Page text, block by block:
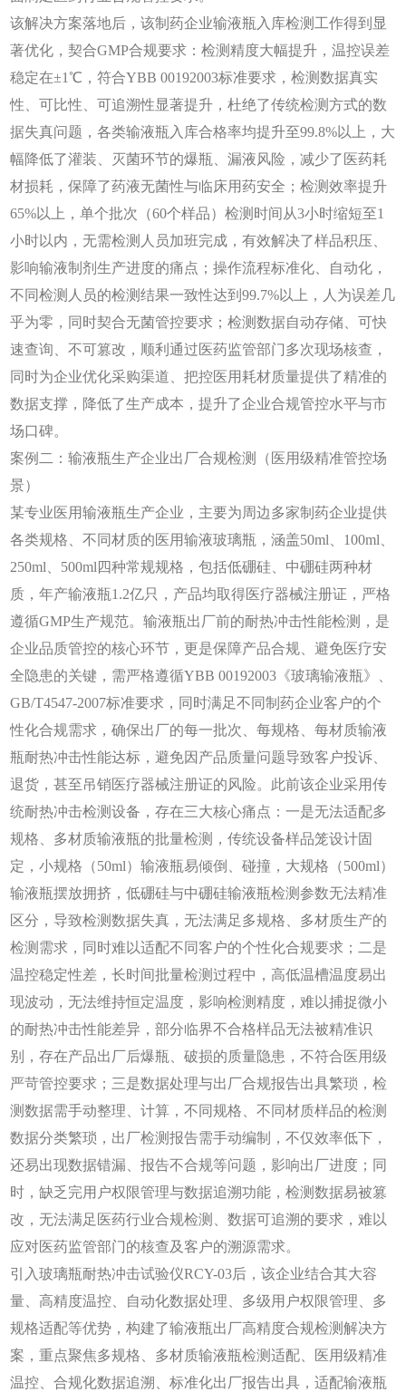
该解决方案落地后，该制药企业输液瓶入库检测工作得到显
著优化，契合GMP合规要求：检测精度大幅提升，温控误差
稳定在±1℃，符合YBB 00192003标准要求，检测数据真实
性、可比性、可追溯性显著提升，杜绝了传统检测方式的数
据失真问题，各类输液瓶入库合格率均提升至99.8%以上，大
幅降低了灌装、灭菌环节的爆瓶、漏液风险，减少了医药耗
材损耗，保障了药液无菌性与临床用药安全；检测效率提升
65%以上，单个批次（60个样品）检测时间从3小时缩短至1
小时以内，无需检测人员加班完成，有效解决了样品积压、
影响输液制剂生产进度的痛点；操作流程标准化、自动化，
不同检测人员的检测结果一致性达到99.7%以上，人为误差几
乎为零，同时契合无菌管控要求；检测数据自动存储、可快
速查询、不可篡改，顺利通过医药监管部门多次现场核查，
同时为企业优化采购渠道、把控医用耗材质量提供了精准的
数据支撑，降低了生产成本，提升了企业合规管控水平与市
场口碑。
案例二：输液瓶生产企业出厂合规检测（医用级精准管控场
景）
某专业医用输液瓶生产企业，主要为周边多家制药企业提供
各类规格、不同材质的医用输液玻璃瓶，涵盖50ml、100ml、
250ml、500ml四种常规规格，包括低硼硅、中硼硅两种材
质，年产输液瓶1.2亿只，产品均取得医疗器械注册证，严格
遵循GMP生产规范。输液瓶出厂前的耐热冲击性能检测，是
企业品质管控的核心环节，更是保障产品合规、避免医疗安
全隐患的关键，需严格遵循YBB 00192003《玻璃输液瓶》、
GB/T4547-2007标准要求，同时满足不同制药企业客户的个
性化合规需求，确保出厂的每一批次、每规格、每材质输液
瓶耐热冲击性能达标，避免因产品质量问题导致客户投诉、
退货，甚至吊销医疗器械注册证的风险。此前该企业采用传
统耐热冲击检测设备，存在三大核心痛点：一是无法适配多
规格、多材质输液瓶的批量检测，传统设备样品笼设计固
定，小规格（50ml）输液瓶易倾倒、碰撞，大规格（500ml）
输液瓶摆放拥挤，低硼硅与中硼硅输液瓶检测参数无法精准
区分，导致检测数据失真，无法满足多规格、多材质生产的
检测需求，同时难以适配不同客户的个性化合规要求；二是
温控稳定性差，长时间批量检测过程中，高低温槽温度易出
现波动，无法维持恒定温度，影响检测精度，难以捕捉微小
的耐热冲击性能差异，部分临界不合格样品无法被精准识
别，存在产品出厂后爆瓶、破损的质量隐患，不符合医用级
严苛管控要求；三是数据处理与出厂合规报告出具繁琐，检
测数据需手动整理、计算，不同规格、不同材质样品的检测
数据分类繁琐，出厂检测报告需手动编制，不仅效率低下，
还易出现数据错漏、报告不合规等问题，影响出厂进度；同
时，缺乏完用户权限管理与数据追溯功能，检测数据易被篡
改，无法满足医药行业合规检测、数据可追溯的要求，难以
应对医药监管部门的核查及客户的溯源需求。
引入玻璃瓶耐热冲击试验仪RCY-03后，该企业结合其大容
量、高精度温控、自动化数据处理、多级用户权限管理、多
规格适配等优势，构建了输液瓶出厂高精度合规检测解决方
案，重点聚焦多规格、多材质输液瓶检测适配、医用级精准
温控、合规化数据追溯、标准化出厂报告出具，适配输液瓶